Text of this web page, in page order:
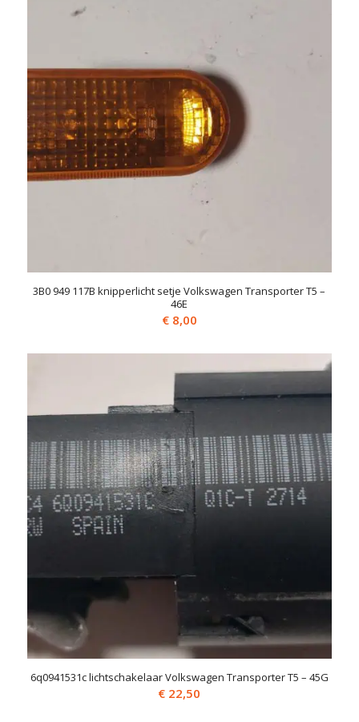
3B0 949 117B knipperlicht setje Volkswagen Transporter T5 –
46E
€8,00
6q0941531c lichtschakelaar Volkswagen Transporter T5 – 45G
€ 22,50